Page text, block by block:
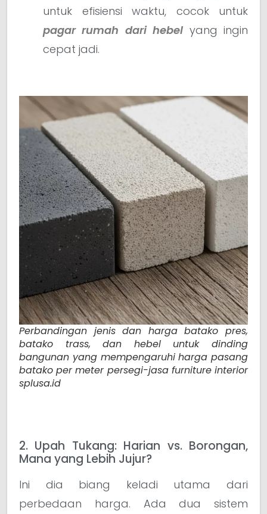
untuk efisiensi waktu, cocok untuk
pagar rumah dari hebel yang ingin
cepat jadi.
Perbandingan jenis dan harga batako pres,
batako trass, dan hebel untuk dinding
bangunan yang mempengaruhi harga pasang
batako per meter persegi-jasa furniture interior
splusa.id
2. Upah Tukang: Harian vs. Borongan,
Mana yang Lebih Jujur?
Ini dia biang keladi utama dari
perbedaan harga. Ada dua sistem